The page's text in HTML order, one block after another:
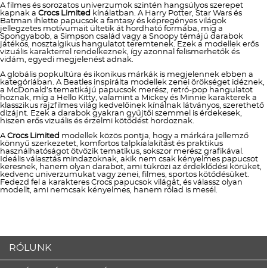
A filmes és sorozatos univerzumok szintén hangsúlyos szerepet
kapnak a Crocs Limited kínálatban. A Harry Potter, Star Wars és
Batman ihlette papucsok a fantasy és képregényes világok
jellegzetes motívumait ültetik át hordható formába, míg a
Spongyabob, a Simpson család vagy a Snoopy témájú darabok
játékos, nosztalgikus hangulatot teremtenek. Ezek a modellek erős
vizuális karakterrel rendelkeznek, így azonnal felismerhetők és
vidám, egyedi megjelenést adnak.
A globális popkultúra és ikonikus márkák is megjelennek ebben a
kategóriában. A Beatles inspirálta modellek zenei örökséget idéznek,
a McDonald’s tematikájú papucsok merész, retró-pop hangulatot
hoznak, míg a Hello Kitty, valamint a Mickey és Minnie karakterek a
klasszikus rajzfilmes világ kedvelőinek kínálnak látványos, szerethető
dizájnt. Ezek a darabok gyakran gyűjtői szemmel is érdekesek,
hiszen erős vizuális és érzelmi kötődést hordoznak.
ACrocs Limited modellek közös pontja, hogy a márkára jellemző
könnyű szerkezetet, komfortos talpkialakítást és praktikus
használhatóságot ötvözik tematikus, sokszor merész grafikával.
Ideális választás mindazoknak, akik nem csak kényelmes papucsot
keresnek, hanem olyan darabot, ami tükrözi az érdeklődési körüket,
kedvenc univerzumukat vagy zenei, filmes, sportos kötődésüket.
Fedezd fel a karakteres Crocs papucsok világát, és válassz olyan
modellt, ami nemcsak kényelmes, hanem rólad is mesél.
RÓLUNK